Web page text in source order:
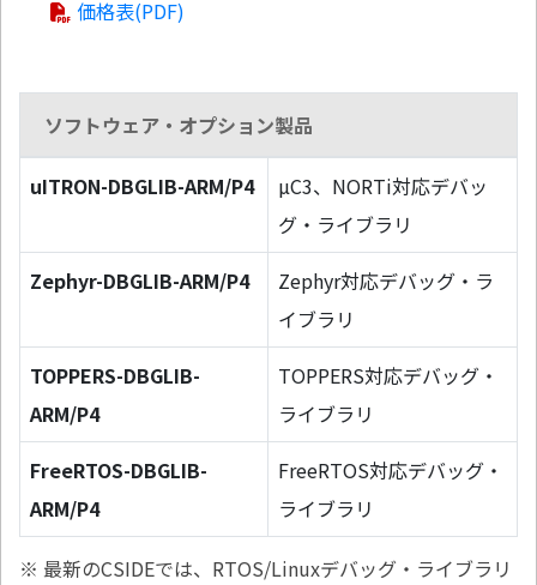
価格表(PDF)
ソフトウェア・オプション製品
uITRON-DBGLIB-ARM/P4
µC3、NORTi対応デバッ
グ・ライブラリ
Zephyr-DBGLIB-ARM/P4
Zephyr対応デバッグ・ラ
イブラリ
TOPPERS-DBGLIB-
ARM/P4
TOPPERS対応デバッグ・
ライブラリ
FreeRTOS-DBGLIB-
ARM/P4
FreeRTOS対応デバッグ・
ライブラリ
※ 最新のCSIDEでは、RTOS/Linuxデバッグ・ライブラリ